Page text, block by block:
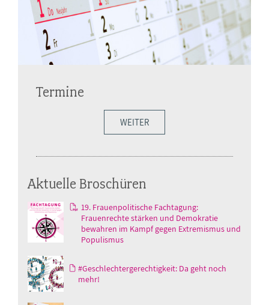
Termine
WEITER
Aktuelle Broschüren
19. Frauenpolitische Fachtagung:
Frauenrechte stärken und Demokratie
bewahren im Kampf gegen Extremismus und
Populismus
#Geschlechtergerechtigkeit: Da geht noch
mehr!